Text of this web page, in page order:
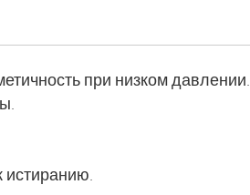
при низком давлении.
истиранию.